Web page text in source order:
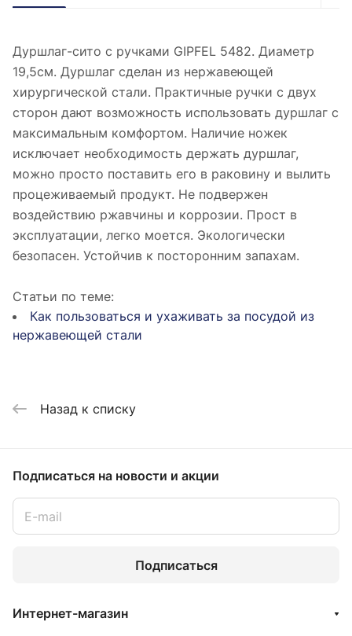
Дуршлаг-сито с ручками GIPFEL 5482. Диаметр
19,5см. Дуршлаг сделан из нержавеющей
хирургической стали. Практичные ручки с двух
сторон дают возможность использовать дуршлаг с
максимальным комфортом. Наличие ножек
исключает необходимость держать дуршлаг,
можно просто поставить его в раковину и вылить
процеживаемый продукт. Не подвержен
воздействию ржавчины и коррозии. Прост в
эксплуатации, легко моется. Экологически
безопасен. Устойчив к посторонним запахам.
Статьи по теме:
Как пользоваться и ухаживать за посудой из
нержавеющей стали
Назад к списку
Подписаться на новости и акции
Подписаться
Интернет-магазин